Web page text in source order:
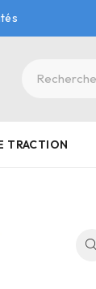
TRACTION